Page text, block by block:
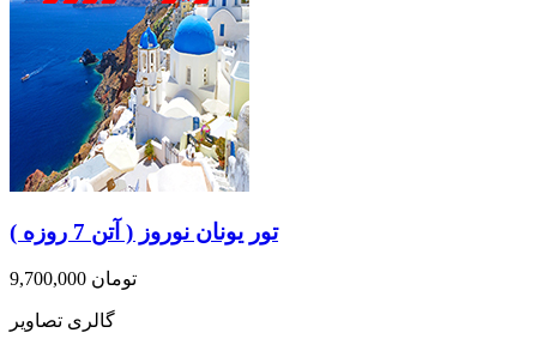
تور یونان نوروز ( آتن 7 روزه )
9,700,000 تومان
گالری تصاویر